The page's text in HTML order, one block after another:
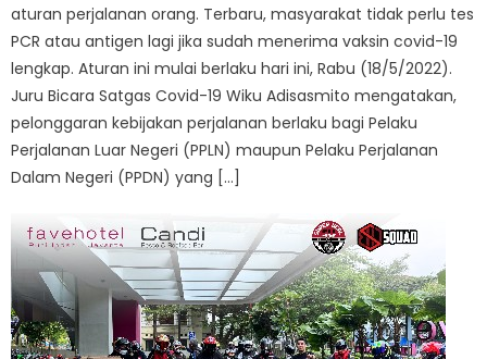
aturan perjalanan orang. Terbaru, masyarakat tidak perlu tes
PCR atau antigen lagi jika sudah menerima vaksin covid-19
lengkap. Aturan ini mulai berlaku hari ini, Rabu (18/5/2022).
Juru Bicara Satgas Covid-19 Wiku Adisasmito mengatakan,
pelonggaran kebijakan perjalanan berlaku bagi Pelaku
Perjalanan Luar Negeri (PPLN) maupun Pelaku Perjalanan
Dalam Negeri (PPDN) yang […]